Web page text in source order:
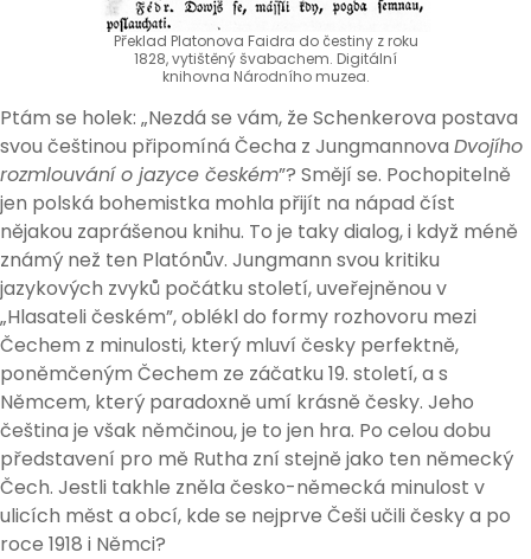
Překlad Platonova Faidra do čestiny z roku
1828, vytištěný švabachem. Digitální
knihovna Národního muzea.
Ptám se holek: „Nezdá se vám, že Schenkerova postava
svou češtinou připomíná Čecha z Jungmannova Dvojího
rozmlouvání o jazyce českém”? Smějí se. Pochopitelně
jen polská bohemistka mohla přijít na nápad číst
nějakou zaprášenou knihu. To je taky dialog, i když méně
známý než ten Platónův. Jungmann svou kritiku
jazykových zvyků počátku století, uveřejněnou v
„Hlasateli českém”, oblékl do formy rozhovoru mezi
Čechem z minulosti, který mluví česky perfektně,
poněmčeným Čechem ze záčatku 19. století, a s
Němcem, který paradoxně umí krásně česky. Jeho
čeština je však němčinou, je to jen hra. Po celou dobu
představení pro mě Rutha zní stejně jako ten německý
Čech. Jestli takhle zněla česko-německá minulost v
ulicích měst a obcí, kde se nejprve Češi učili česky a po
roce 1918 i Němci?